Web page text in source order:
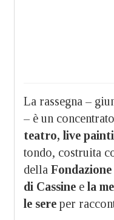
La rassegna –
– è un
teatro, live
tondo, costruita
della
di Cassinee la
le sereper